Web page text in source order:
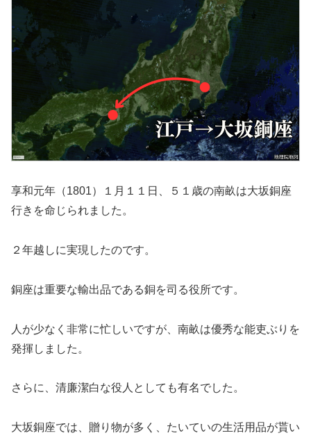
享和元年（1801）１月１１日、５１歳の南畝は大坂銅座
行きを命じられました。
２年越しに実現したのです。
銅座は重要な輸出品である銅を司る役所です。
人が少なく非常に忙しいですが、南畝は優秀な能吏ぶりを
発揮しました。
さらに、清廉潔白な役人としても有名でした。
大坂銅座では、贈り物が多く、たいていの生活用品が貰い